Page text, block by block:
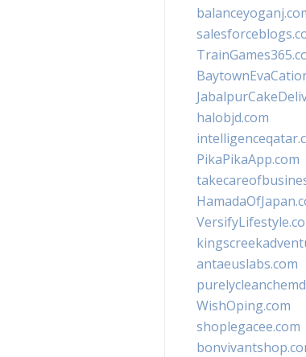
halobjd.com
PikaPikaApp.com
antaeuslabs.com
WishOping.com
shoplegacee.com